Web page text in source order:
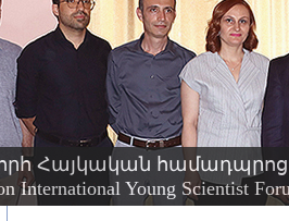
Հայկական
International Young Scientist